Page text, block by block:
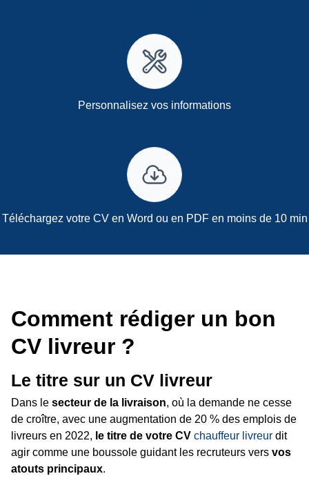
Personnalisez vos informations
Téléchargez votre CV en Word ou en PDF en moins de 10 min
Comment rédiger un bon
CV livreur ?
Le titre sur un CV livreur
Dans le secteur de la livraison, où la demande ne cesse
de croître, avec une augmentation de 20 % des emplois de
livreurs en 2022, le titre de votre CV chauffeur livreur dit
agir comme une boussole guidant les recruteurs vers vos
atouts principaux.